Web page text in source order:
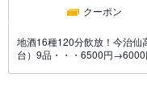
クーポン
地酒16種120分飲放！今治仙
台）9品・・・6500円→6000